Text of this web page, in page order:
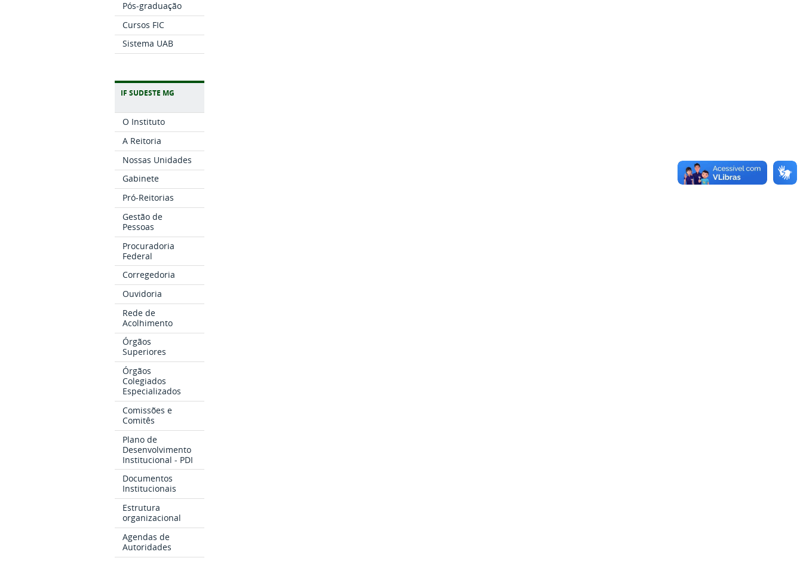
Pós-graduação
Cursos FIC
Sistema UAB
IF SUDESTE MG
O Instituto
A Reitoria
Nossas Unidades
Gabinete
Pró-Reitorias
Gestão de
Pessoas
Procuradoria
Federal
Corregedoria
Ouvidoria
Rede de
Acolhimento
Órgãos
Superiores
Órgãos
Colegiados
Especializados
Comissões e
Comitês
Plano de
Desenvolvimento
Institucional - PDI
Documentos
Institucionais
Estrutura
organizacional
Agendas de
Autoridades